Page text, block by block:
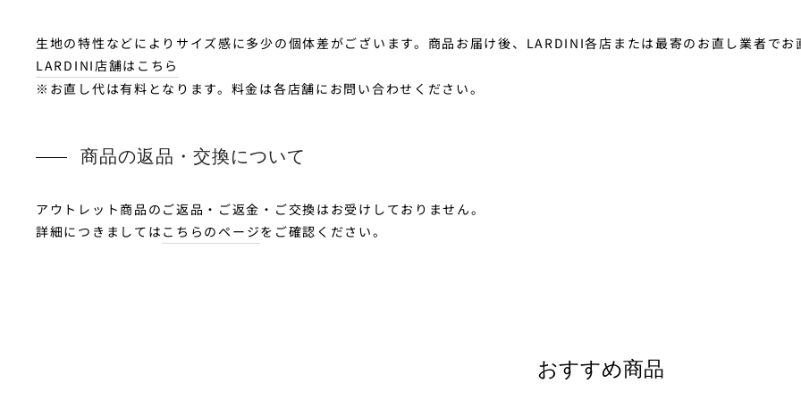
生地の特性などによりサイズ感に多少の個体差がございます。商品お届け後、LARDINI各店または最寄のお直し業者でお
LARDINI店舗はこちら
※お直し代は有料となります。料金は各店舗にお問い合わせください。
商品の返品・交換について
アウトレット商品のご返品・ご返金・ご交換はお受けしておりません。
詳細につきましてはこちらのページをご確認ください。
おすすめ商品